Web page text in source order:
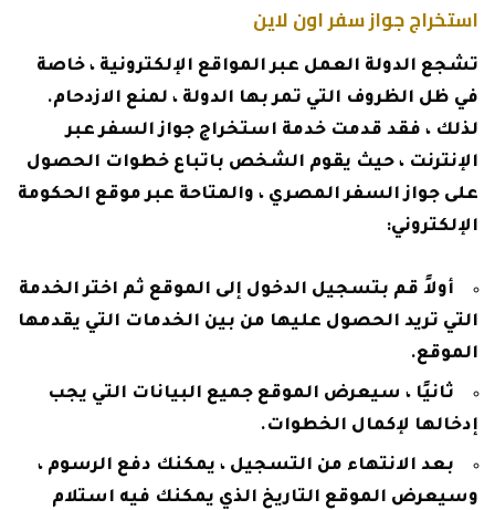
استخراج جواز سفر اون لاين
تشجع الدولة العمل عبر المواقع الإلكترونية ، خاصة
في ظل الظروف التي تمر بها الدولة ، لمنع الازدحام.
لذلك ، فقد قدمت خدمة استخراج جواز السفر عبر
الإنترنت ، حيث يقوم الشخص باتباع خطوات الحصول
على جواز السفر المصري ، والمتاحة عبر موقع الحكومة
الإلكتروني:
أولاً قم بتسجيل الدخول إلى الموقع ثم اختر الخدمة
التي تريد الحصول عليها من بين الخدمات التي يقدمها
الموقع.
ثانيًا ، سيعرض الموقع جميع البيانات التي يجب
إدخالها لإكمال الخطوات.
بعد الانتهاء من التسجيل ، يمكنك دفع الرسوم ،
وسيعرض الموقع التاريخ الذي يمكنك فيه استلام